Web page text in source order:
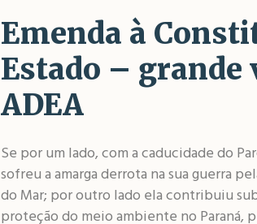
Emenda à
Estado – grande
ADEA
Se por um lado, com a caducidade do
sofreu a amarga derrota na sua guerra
do Mar; por outro lado ela contribuiu
proteção do meio ambiente no Paraná,